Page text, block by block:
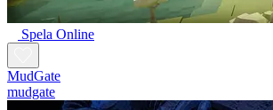
Spela Online
MudGate
mudgate